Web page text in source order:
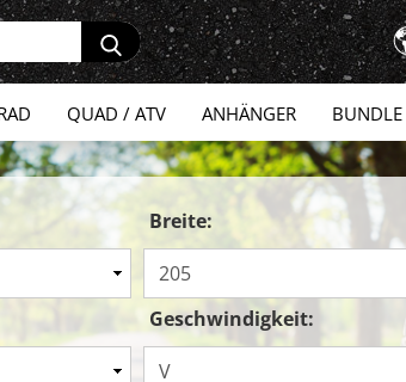
QUAD / ATV ANHÄNGER BUNDLE
Breite:
Geschwindigkeit: